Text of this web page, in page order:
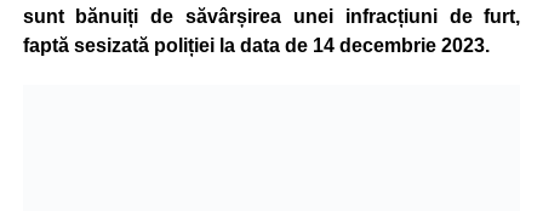
sunt bănuiți de săvârșirea unei infracțiuni de furt,
faptă sesizată poliției la data de 14 decembrie 2023.